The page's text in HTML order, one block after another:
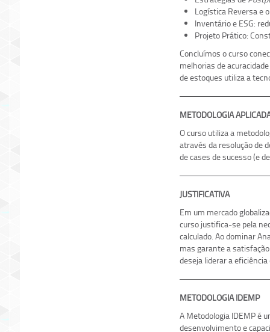
Logística Reversa e
Inventário e ESG:
Projeto Prático:
Concluímos o curso
melhorias de
de estoques utiliza a
METODOLOGIA
O curso utiliza a
através da resolução de
de cases de sucesso (e
JUSTIFICATIVA
Em um mercado
curso justifica-se pela
calculado. Ao dominar
mas garante a
deseja liderar a
METODOLOGIA IDEMP
A Metodologia IDEMP é
desenvolvimento e